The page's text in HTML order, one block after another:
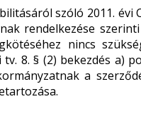
szóló 2011. évi
rendelkezése
nincs
8. § (2) bekezdés a)
a